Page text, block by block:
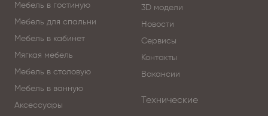
Мебель в гостиную
Мебель для спальни
Мебель в кабинет
Мягкая мебель
Мебель в столовую
Мебель в ванную
Аксессуары
3D модели
Новости
Сервисы
Контакты
Вакансии
Технические